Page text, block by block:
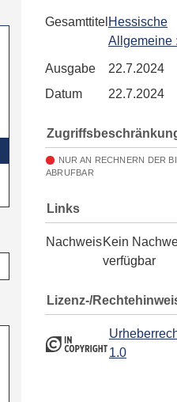
Gesamttitel Hessische
Allgemeine
Ausgabe
22.7.2024
Datum
22.7.2024
NUR AN RECHNERN DER
ABRUFBAR
Links
NachweisKein
verfügbar
Lizenz-/
1.0